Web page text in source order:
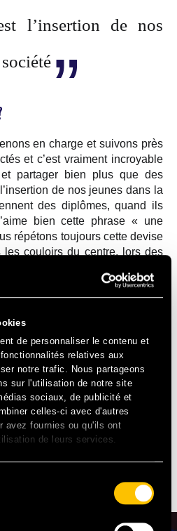
de personnaliser le contenu et
relatives aux
notre trafic. Nous partageons
sur l'utilisation de notre site
sociaux, de publicité et
celles-ci avec d'autres
avez fournies ou qu'ils ont
de leurs services.
l’insertion de nos
en charge et suivons près
et c’est vraiment incroyable
partager bien plus que des
de nos jeunes dans la
des diplômes, quand ils
bien cette phrase « une
répétons toujours cette devise
les couloirs du centre, lors des
le festival fêtera ses 20 ans.
tu fouler les pelouses de
observer, apprendre… Je vais
! Je réfléchis déjà à une
dans le but de lever des
un événement un peu moins
avec des artistes engagés !